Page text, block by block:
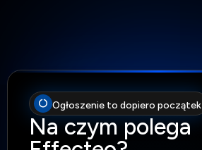
Ogłoszenie to dopiero początek
Na czym polega